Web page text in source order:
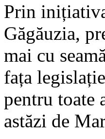
Prin
Găgăuzia,
mai cu
fața
pentru toate
astăzi de